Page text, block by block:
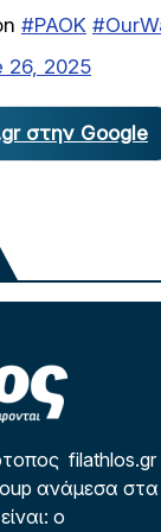
#PAOK
26, 2025
στην Google
filathlos.gr
ανάμεσα στα
ο